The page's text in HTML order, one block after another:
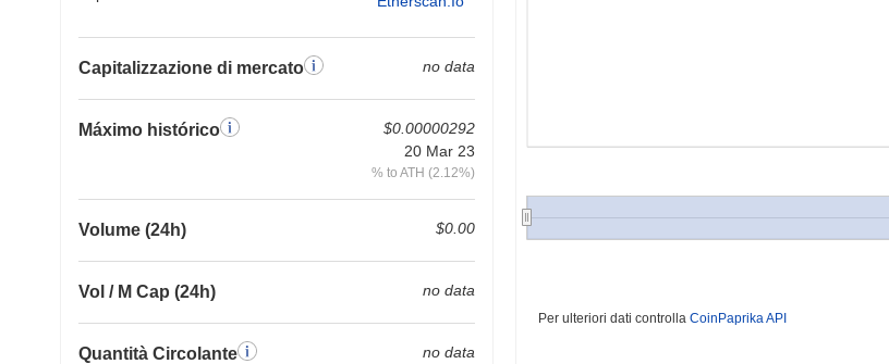
Capitalizzazione di mercato no data
Máximo histórico
$0.00000292
20 Mar 23
% to ATH (2.12%)
Volume (24h) $0.00
Vol / M Cap (24h) no data
Quantità Circolante no data
Per ulteriori dati controlla CoinPaprika API